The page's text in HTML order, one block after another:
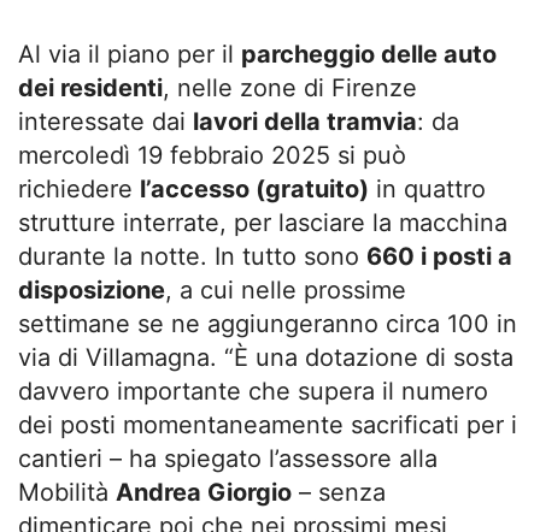
Al via il piano per il parcheggio delle auto
dei residenti, nelle zone di Firenze
interessate dai lavori della tramvia: da
mercoledì 19 febbraio 2025 si può
richiedere l’accesso (gratuito) in quattro
strutture interrate, per lasciare la macchina
durante la notte. In tutto sono 660 i posti a
disposizione, a cui nelle prossime
settimane se ne aggiungeranno circa 100 in
via di Villamagna. “È una dotazione di sosta
davvero importante che supera il numero
dei posti momentaneamente sacrificati per i
cantieri – ha spiegato l’assessore alla
Mobilità Andrea Giorgio – senza
dimenticare poi che nei prossimi mesi